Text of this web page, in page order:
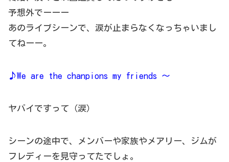
予想外でーーー
あのライブシーンで、涙が止まらなくなっちゃいまし
てねーー。
♪We are the chanpions my friends ～
ヤバイですって（涙）
シーンの途中で、メンバーや家族やメアリー、ジムが
フレディーを見守ってたでしょ。